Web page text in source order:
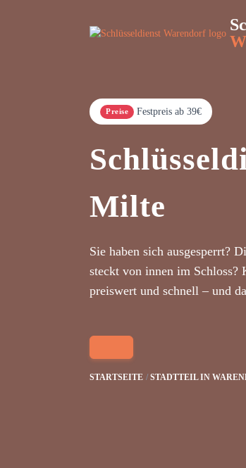
Preise Festpreis ab 39€
Milte
Sie haben sich ausgesperrt?
steckt von innen im
preiswert und schnell – und
STARTSEITE STADTTEIL IN